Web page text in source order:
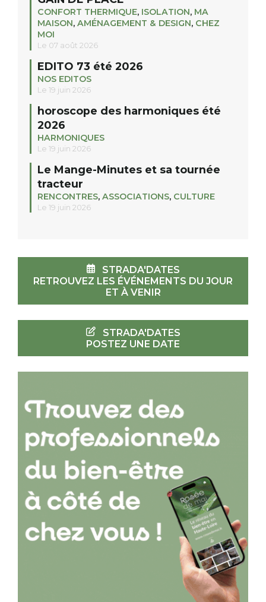
CONFORT THERMIQUE, ISOLATION, MA
MAISON, AMÉNAGEMENT & DESIGN, CHEZ
MOI
Le 07 août 2026
EDITO 73 été 2026
NOS EDITOS
Le 19 juin 2026
horoscope des harmoniques été
2026
HARMONIQUES
Le 19 juin 2026
Le Mange-Minutes et sa tournée
tracteur
RENCONTRES, ASSOCIATIONS, CULTURE
Le 19 juin 2026
STRADA'DATES
RETROUVEZ LES ÉVÉNEMENTS DU JOUR
ET À VENIR
STRADA'DATES
POSTEZ UNE DATE